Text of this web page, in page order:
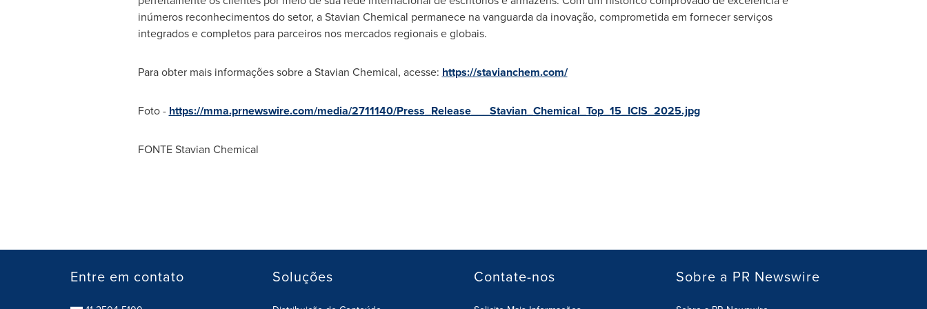
inúmeros reconhecimentos do setor, a Stavian Chemical permanece na vanguarda da inovação, comprometida em fornecer serviços
integrados e completos para parceiros nos mercados regionais e globais.
Para obter mais informações sobre a Stavian Chemical, acesse: https://stavianchem.com/
Foto - https://mma.prnewswire.com/media/2711140/Press_Release___Stavian_Chemical_Top_15_ICIS_2025.jpg
FONTE Stavian Chemical
Entre em contato Soluções Contate-nos Sobre a PR Newswire